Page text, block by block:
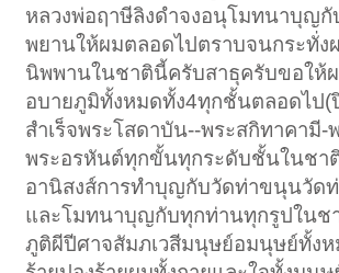
หลวงพ่อฤาษีลิงดำจงอนุโมทนาบุญกั
พยานให้ผมตลอดไปตราบจนกระทั่ง
นิพพานในชาตินี้ครับสาธุครับขอให้ผ
อบายภูมิทั้งหมดทั้ง4ทุกชั้นตลอดไป(
สำเร็จพระโสดาบัน--พระสกิทาคามี-
พระอรหันต์ทุกขั้นทุกระดับชั้นในชา
อานิสงส์การทำบุญกับวัดท่าขนุนวัด
และโมทนาบุญกับทุกท่านทุกรูปในช
ภูติผีปีศาจสัมภเวสีมนุษย์อมนุษย์ทั้ง